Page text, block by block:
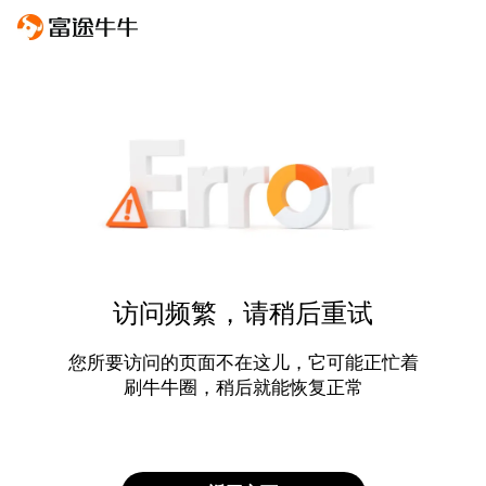
访问频繁，请稍后重试
您所要访问的页面不在这儿，它可能正忙着
刷牛牛圈，稍后就能恢复正常